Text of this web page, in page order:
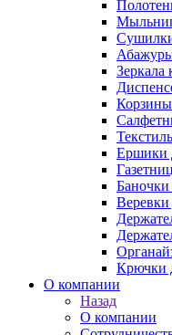
Зеркала
Корзины
Ершики
Веревки
Крючки
О компании
Назад
О компании